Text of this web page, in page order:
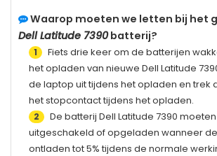
Waarop moeten we letten bij het
Dell Latitude 7390batterij?
1
Fiets drie keer om de batterijen
het opladen van nieuwe Dell Latitude
de laptop uit tijdens het opladen en trek
het stopcontact tijdens het opladen.
2 De batterij Dell Latitude 7390
uitgeschakeld of opgeladen wanneer
ontladen tot 5% tijdens de normale